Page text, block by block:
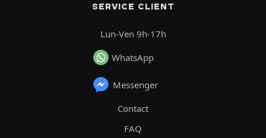
SERVICE CLIENT
Lun-Ven 9h-17h
WhatsApp
Messenger
Contact
FAQ